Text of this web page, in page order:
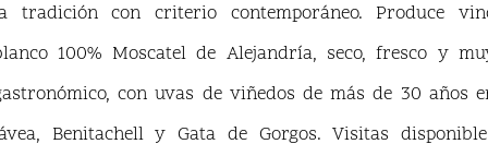
tradición con criterio contemporáneo. Produce
100% Moscatel de Alejandría, seco, fresco y
con uvas de viñedos de más de 30 años
Benitachell y Gata de Gorgos. Visitas